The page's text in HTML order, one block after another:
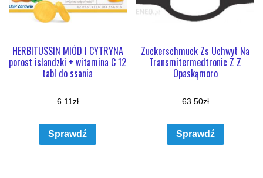
HERBITUSSIN MIÓD I CYTRYNA
porost islandzki + witamina C 12
tabl do ssania
6.11zł
Sprawdź
Zuckerschmuck Zs Uchwyt Na
Transmitermedtronic Z Z
Opaskąmoro
63.50zł
Sprawdź